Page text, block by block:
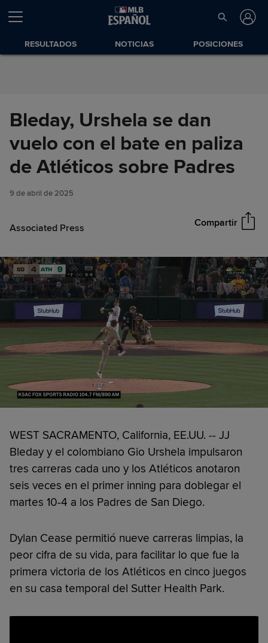
Saltar al Contenido
RESULTADOS NOTICIAS POSICIONES
Bleday, Urshela se dan
vuelo con el bate en paliza
de Atléticos sobre Padres
9 de abril de 2025
Associated Press Compartir
Bleday, Urshela se dan vuelo
con el bate en paliza de
Atléticos sobre Padres
Compartir
WEST SACRAMENTO, California, EE.UU. -- JJ
Bleday y el colombiano Gio Urshela impulsaron
tres carreras cada uno y los Atléticos anotaron
seis veces en el primer inning para doblegar el
martes 10-4 a los Padres de San Diego.
Dylan Cease permitió nueve carreras limpias, la
peor cifra de su vida, para facilitar lo que fue la
primera victoria de los Atléticos en cinco juegos
en su casa temporal del Sutter Health Park.